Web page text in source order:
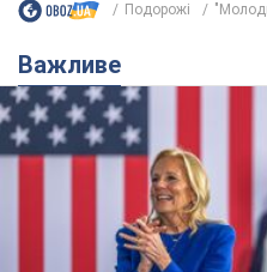
Подорожі
Важливе